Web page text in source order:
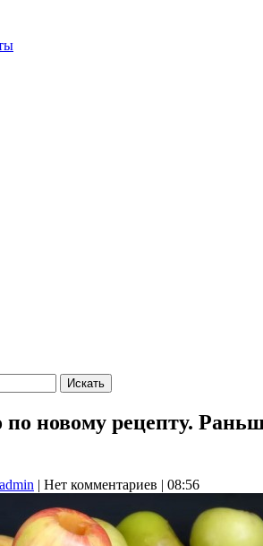
по новому рецепту.
admin | Нет комментариев | 08:56